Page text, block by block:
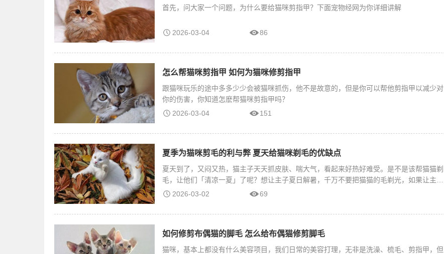
首先，问大家一个问题，为什么要给猫咪剪指甲？下面宠物经网为你详细讲解
2026-03-04 86
怎么帮猫咪剪指甲 如何为猫咪修剪指甲
跟猫咪玩乐的途中多多少少会被猫咪抓伤，他不是故意的，但是你可以帮他剪指甲以减少对
你的伤害，你知道怎麽帮猫咪剪指甲吗？
2026-03-04
151
夏季为猫咪剪毛的利与弊 夏天给猫咪剃毛的优缺点
夏天到了，又闷又热，猫主子天天抓皮肤、喘大气，看起来好热好难受。是不是该帮猫猫剃
毛，让他们「清凉一夏」了呢？想让主子夏日解暑，千万不要把猫猫的毛剃光，如果让主子
全 2026-03-02 69
如何修剪布偶猫的脚毛 怎么给布偶猫修剪脚毛
猫咪，基本上都没有什么美容项目，我们日常的美容打理，无非是洗澡、梳毛、剪指甲，但